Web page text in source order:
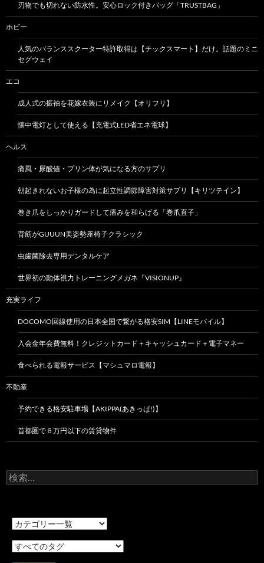
刃物でも切れない防水性。安心ロック付きバッグ「TRUSTBAG」
ホビー
人気のバランススクーター特許取得は【チックスマート】だけ。話題のミニ
セグウェイ
エコ
成人式の振袖を花嫁衣装にリメイク【オリフリ】
懐中電灯として使える【充電式LED省エネ電球】
ヘルス
痛風・尿酸値・プリン体が気になる方のサプリ
朝起きれないお子様の為に起立性調節障害対策サプリ【キリツテイン】
巻き爪をしっかりガードして痛みを和らげる「巻爪直子」
背筋がGUUUN美姿勢座椅子クラシック
虫歯菌除去専用デンタルケア
世界初の動体視力トレーニングメガネ『VISIONUP』
充実ライフ
DOCOMO回線使用の日本全国で繋がる格安SIM【LINEモバイル】
入会金年会費無料！クレジットカード＋キャッシュカード＋電子マネー
食べられる電報サービス【マシュマロ電報】
不動産
予約できる格安駐車場【AKIPPA(あきっぱ!)】
首都圏で６万円以下の賃貸物件
検
索: